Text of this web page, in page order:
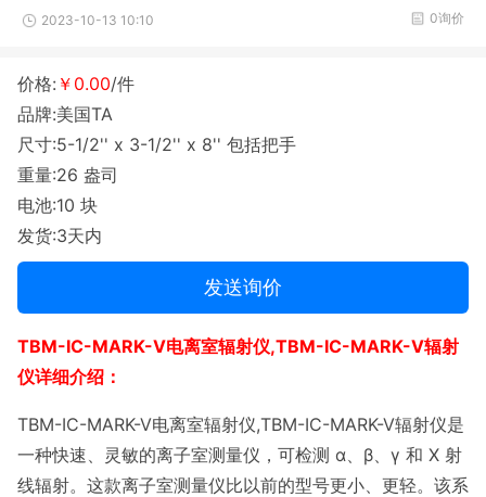
2023-10-13 10:10 0询价
价格: ￥0.00/件
品牌:美国TA
尺寸:5-1/2'' x 3-1/2'' x 8'' 包括把手
重量:26 盎司
电池:10 块
发货:3天内
发送询价
TBM-IC-MARK-V电离室辐射仪,TBM-IC-MARK-V辐射
仪详细介绍：
TBM-IC-MARK-V电离室辐射仪,TBM-IC-MARK-V辐射仪是
一种快速、灵敏的离子室测量仪，可检测 α、β、γ 和 X 射
线辐射。这款离子室测量仪比以前的型号更小、更轻。该系